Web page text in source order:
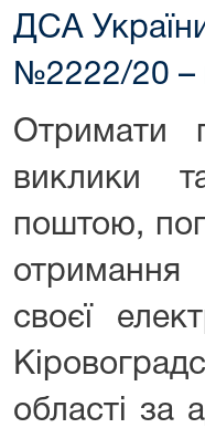
ДСА
№2222/20 –
Отримати
виклики
поштою,
отримання
своєї
області за